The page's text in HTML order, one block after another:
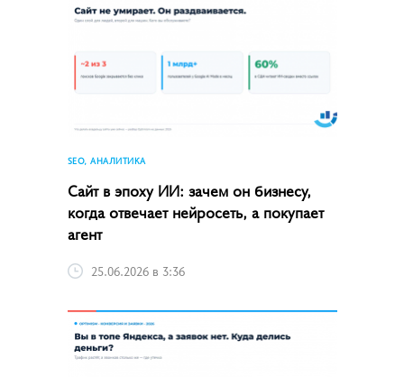
SEO, АНАЛИТИКА
Сайт в эпоху ИИ: зачем он бизнесу,
когда отвечает нейросеть, а покупает
агент
25.06.2026 в 3:36